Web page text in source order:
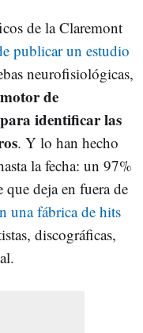
de la Claremont
publicar un estudio
neurofisiológicas,
de
identificar las
. Y lo han hecho
la fecha: un 97%
deja en fuera de
una fábrica de hits
discográficas,